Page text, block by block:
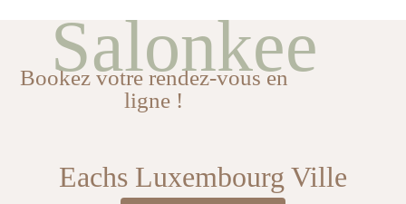
Bookez votre rendez-vous en
ligne !
Salonkee
Eachs Luxembourg Ville